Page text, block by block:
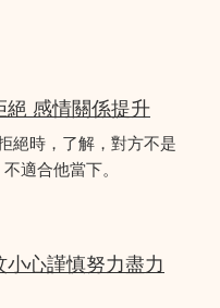
絕 感情關係提升
絕時，了解，對方不是
適合他當下。
心謹慎努力盡力